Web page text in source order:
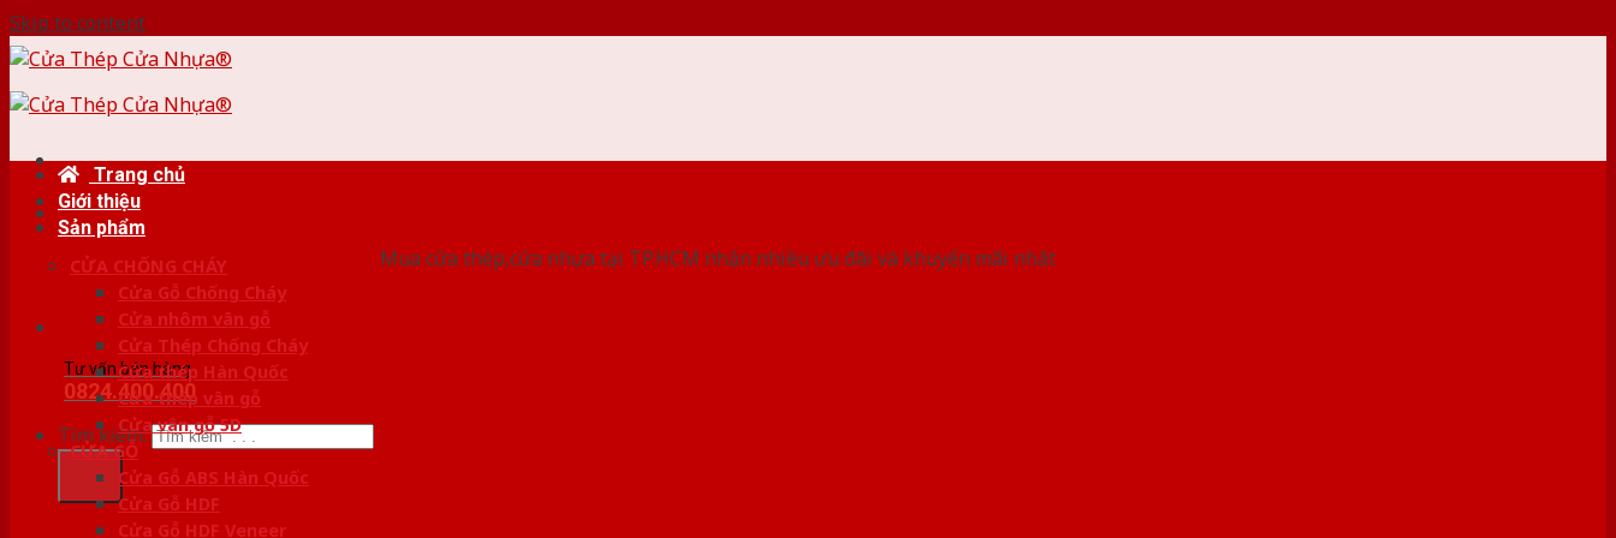
Skip to content
Mua cửa thép,cửa nhựa tại TP.HCM nhận nhiều ưu đãi và khuyến mãi nhất
Tư vấn bán hàng
0824.400.400
Tìm kiếm:
Trang chủ
Giới thiệu
Sản phẩm
CỬA CHỐNG CHÁY
Cửa Gỗ Chống Cháy
Cửa nhôm vân gỗ
Cửa Thép Chống Cháy
Cửa thép Hàn Quốc
Cửa thép vân gỗ
Cửa vân gỗ 5D
CỬA GỖ
Cửa Gỗ ABS Hàn Quốc
Cửa Gỗ HDF
Cửa Gỗ HDF Veneer